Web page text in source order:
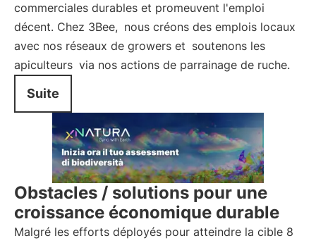
commerciales durables et promeuvent l'emploi
décent. Chez 3Bee, nous créons des emplois locaux
avec nos réseaux de growers et soutenons les
apiculteurs via nos actions de parrainage de ruche.
Suite
Obstacles / solutions pour une
croissance économique durable
Malgré les efforts déployés pour atteindre la cible 8